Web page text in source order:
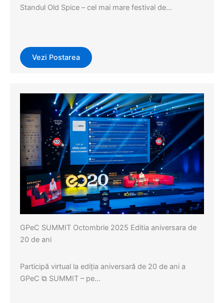
Evenimente,Events
Standul Old Spice – cel mai mare festival de…
Vezi Postarea
GPeC SUMMIT Octombrie 2025 Editia aniversara de
20 de ani
Participă virtual la ediția aniversară de 20 de ani a
GPeC ⧉ SUMMIT – pe…